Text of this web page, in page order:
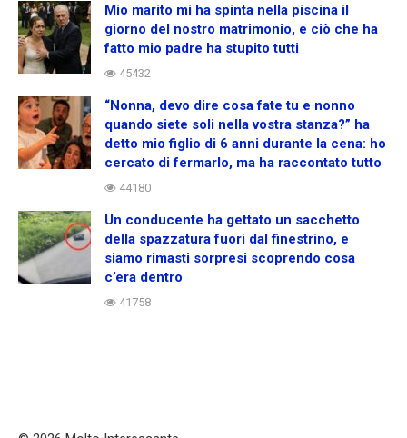
Mio marito mi ha spinta nella piscina il
giorno del nostro matrimonio, e ciò che ha
fatto mio padre ha stupito tutti
45432
“Nonna, devo dire cosa fate tu e nonno
quando siete soli nella vostra stanza?” ha
detto mio figlio di 6 anni durante la cena: ho
cercato di fermarlo, ma ha raccontato tutto
44180
Un conducente ha gettato un sacchetto
della spazzatura fuori dal finestrino, e
siamo rimasti sorpresi scoprendo cosa
c’era dentro
41758